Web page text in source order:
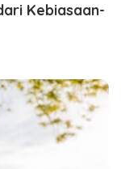
Kebiasaan-